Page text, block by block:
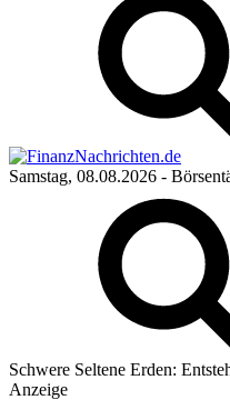
Samstag, 08.08.2026 -
Schwere Seltene Erden:
Anzeige